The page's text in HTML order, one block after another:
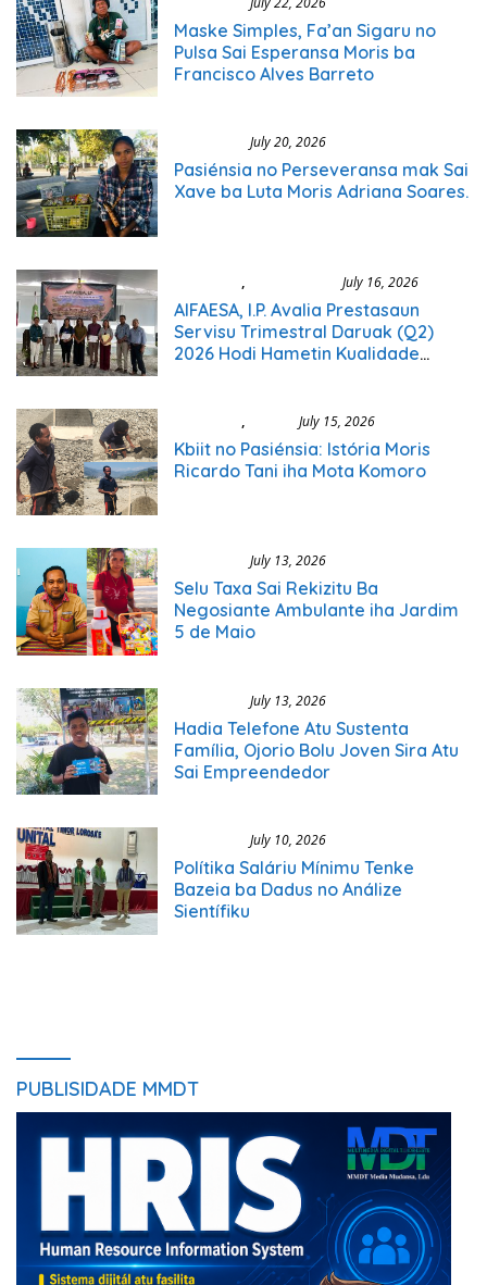
Maske Simples, Fa’an Sigaru no
Pulsa Sai Esperansa Moris ba
Francisco Alves Barreto
July 20, 2026
Pasiénsia no Perseveransa mak Sai
Xave ba Luta Moris Adriana Soares.
July 16, 2026
AIFAESA, I.P. Avalia Prestasaun
Servisu Trimestral Daruak (Q2)
2026 Hodi Hametin Kualidade
, July 15, 2026
Kbiit no Pasiénsia: Istória Moris
Ricardo Tani iha Mota Komoro
July 13, 2026
Selu Taxa Sai Rekizitu Ba
Negosiante Ambulante iha Jardim
5 de Maio
July 13, 2026
Hadia Telefone Atu Sustenta
Família, Ojorio Bolu Joven Sira Atu
Sai Empreendedor
July 10, 2026
Polítika Saláriu Mínimu Tenke
Bazeia ba Dadus no Análize
Sientífiku
PUBLISIDADE MMDT